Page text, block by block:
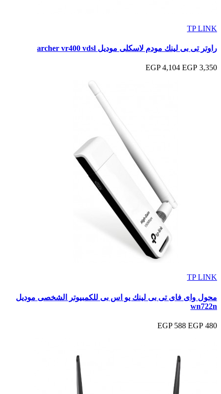
TP LINK
راوتر تى بى لينك مودم لاسكلى موديل archer vr400 vdsl
3,350 EGP
4,104 EGP
TP LINK
محول واى فاى تى بى لينك يو اس بى للكمبيوتر الشخصى موديل
wn722n
480 EGP
588 EGP